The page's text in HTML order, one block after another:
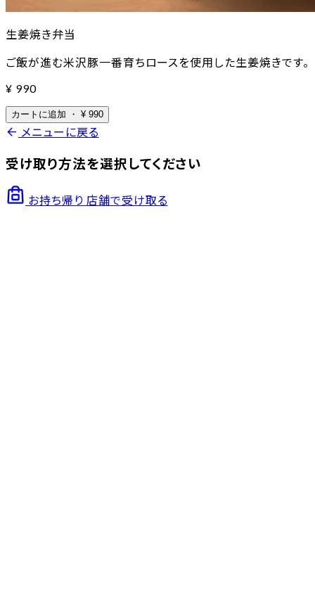
生姜焼き弁当
ご飯が進む米沢豚一番育ちロースを使用した生姜焼きです。
¥ 990
カートに追加 ・ ¥ 990
arrow_back メニューに戻る
受け取り方法を選択してください
お持ち帰り 店舗で受け取る